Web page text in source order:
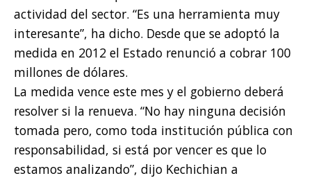
actividad del sector. “Es una herramienta muy
interesante”, ha dicho. Desde que se adoptó la
medida en 2012 el Estado renunció a cobrar 100
millones de dólares.
La medida vence este mes y el gobierno deberá
resolver si la renueva. “No hay ninguna decisión
tomada pero, como toda institución pública con
responsabilidad, si está por vencer es que lo
estamos analizando”, dijo Kechichian a